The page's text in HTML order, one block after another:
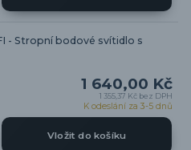
- Stropní bodové svítidlo s
1 640,00 Kč
1 355,37 Kč bez DPH
K odeslání za 3-5 dnů
Vložit do košíku